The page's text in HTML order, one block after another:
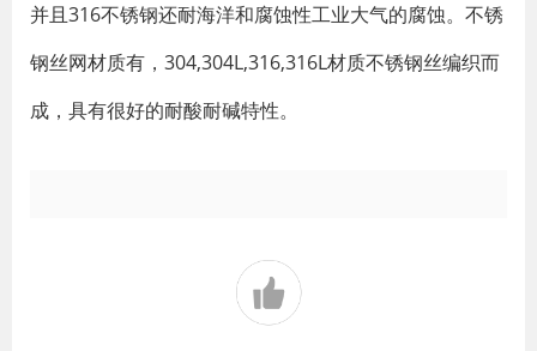
并且316不锈钢还耐海洋和腐蚀性工业大气的腐蚀。不锈
钢丝网材质有，304,304L,316,316L材质不锈钢丝编织而
成，具有很好的耐酸耐碱特性。